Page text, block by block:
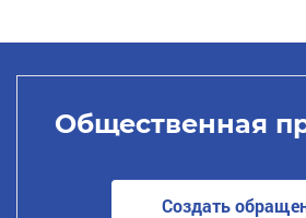
Общественная
Создать